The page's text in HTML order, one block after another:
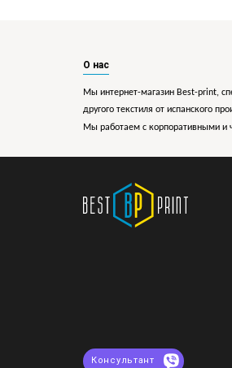
О нас
Мы интернет-магазин Best-print,
другого текстиля от испанского
Мы работаем с корпоративными и
Консультант